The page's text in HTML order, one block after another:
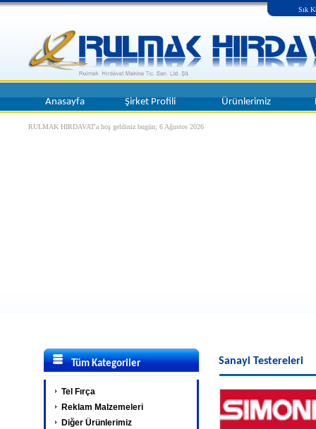
Sık
Anasayfa Şirket Profili Ürünlerimiz
RULMAK HIRDAVAT'a hoş geldiniz bugün; 6 Ağustos 2026
Tüm Kategoriler
Tel Fırça
Reklam Malzemeleri
Diğer Ürünlerimiz
Sanayi Testereleri